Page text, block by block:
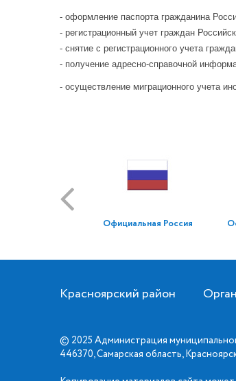
- оформление паспорта гражданина
- регистрационный учет граждан
- снятие с регистрационного учета
- получение адресно-справочной
- осуществление миграционного учета
Официальная Россия
Красноярский район
© 2025 Администрация
446370, Самарская область,